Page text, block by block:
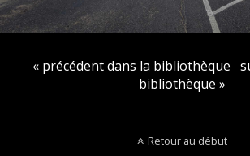
« précédent dans la bibliothèque
bibliothèque »
Retour au début